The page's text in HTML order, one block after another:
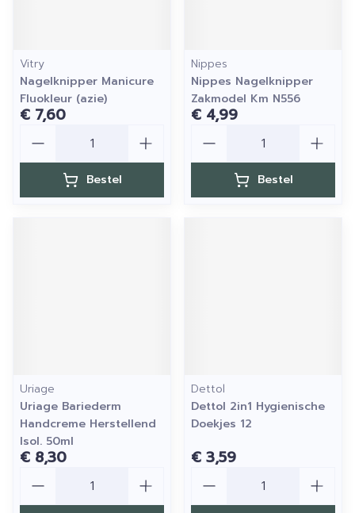
Vitry
Nagelknipper Manicure
Fluokleur (azie)
€ 7,60
Bestel
Nippes
Nippes Nagelknipper
Zakmodel Km N556
€ 4,99
Bestel
Uriage
Uriage Bariederm
Handcreme Herstellend
Isol. 50ml
€ 8,30
Dettol
Dettol 2in1 Hygienische
Doekjes 12
€ 3,59